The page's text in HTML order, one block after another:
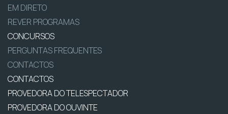
EM DIRETO
REVER PROGRAMAS
CONCURSOS
PERGUNTAS FREQUENTES
CONTACTOS
CONTACTOS
PROVEDORA DO TELESPECTADOR
PROVEDORA DO OUVINTE